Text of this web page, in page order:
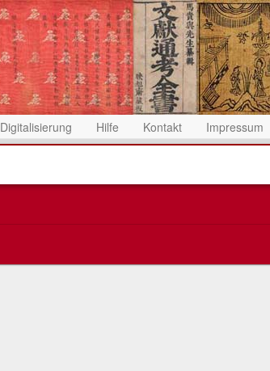
Digitalisierung Hilfe Kontakt Impressum